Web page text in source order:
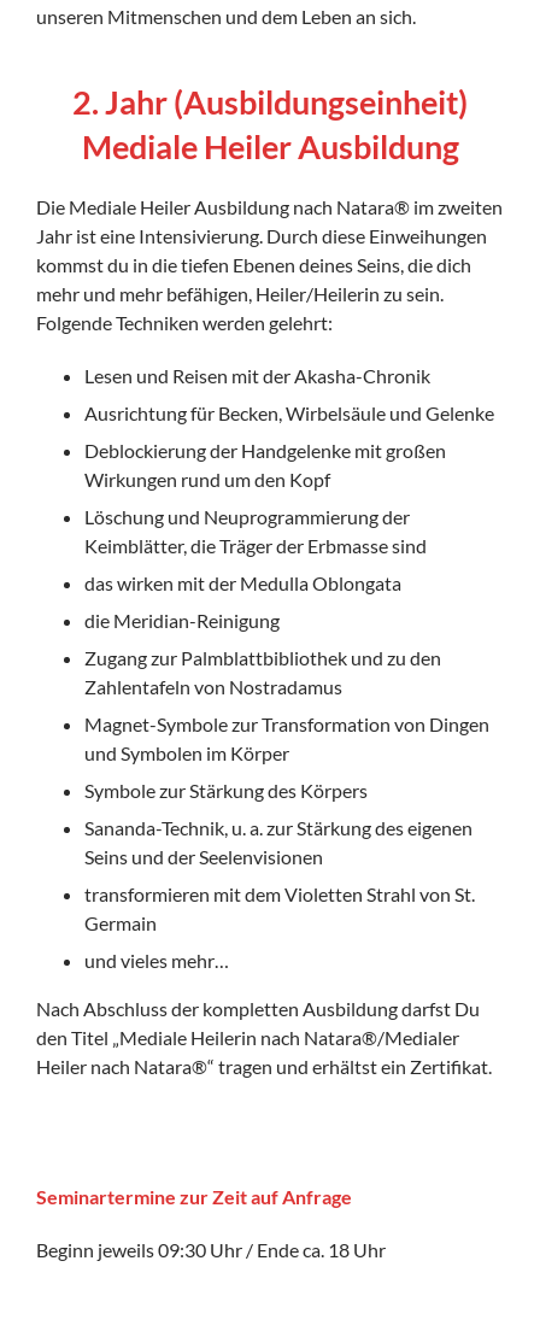
unseren Mitmenschen und dem Leben an sich.
2. Jahr (Ausbildungseinheit)
Mediale Heiler Ausbildung
Die Mediale Heiler Ausbildung nach Natara® im zweiten
Jahr ist eine Intensivierung. Durch diese Einweihungen
kommst du in die tiefen Ebenen deines Seins, die dich
mehr und mehr befähigen, Heiler/Heilerin zu sein.
Folgende Techniken werden gelehrt:
Lesen und Reisen mit der Akasha-Chronik
Ausrichtung für Becken, Wirbelsäule und Gelenke
Deblockierung der Handgelenke mit großen
Wirkungen rund um den Kopf
Löschung und Neuprogrammierung der
Keimblätter, die Träger der Erbmasse sind
das wirken mit der Medulla Oblongata
die Meridian-Reinigung
Zugang zur Palmblattbibliothek und zu den
Zahlentafeln von Nostradamus
Magnet-Symbole zur Transformation von Dingen
und Symbolen im Körper
Symbole zur Stärkung des Körpers
Sananda-Technik, u. a. zur Stärkung des eigenen
Seins und der Seelenvisionen
transformieren mit dem Violetten Strahl von St.
Germain
und vieles mehr…
Nach Abschluss der kompletten Ausbildung darfst Du
den Titel „Mediale Heilerin nach Natara®/Medialer
Heiler nach Natara®“ tragen und erhältst ein Zertifikat.
Seminartermine zur Zeit auf Anfrage
Beginn jeweils 09:30 Uhr / Ende ca. 18 Uhr